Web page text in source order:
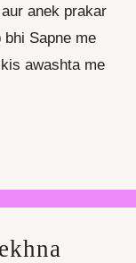
anek prakar
Sapne me
awashta me